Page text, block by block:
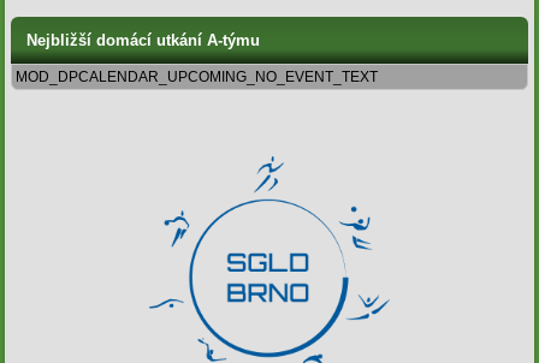
Nejbližší domácí utkání A-týmu
MOD_DPCALENDAR_UPCOMING_NO_EVENT_TEXT